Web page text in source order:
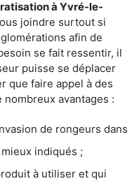
à Yvré-le-
joindre surtout si
afin de
se fait ressentir, il
puisse se déplacer
que faire appel à des
avantages :
de rongeurs dans
indiqués ;
à utiliser et qui